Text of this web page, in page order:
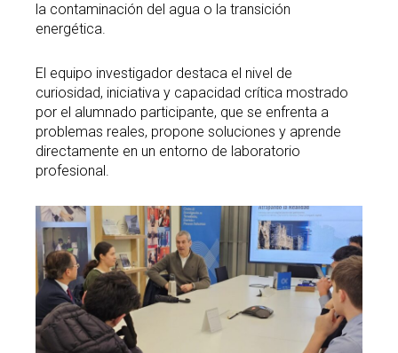
la contaminación del agua o la transición
energética.
El equipo investigador destaca el nivel de
curiosidad, iniciativa y capacidad crítica mostrado
por el alumnado participante, que se enfrenta a
problemas reales, propone soluciones y aprende
directamente en un entorno de laboratorio
profesional.
Abrir